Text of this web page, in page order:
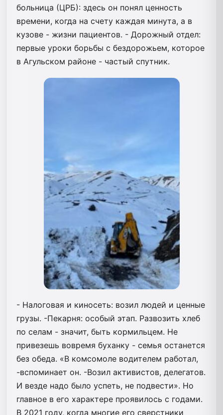
больница (ЦРБ): здесь он понял ценность
времени, когда на счету каждая минута, а в
кузове - жизни пациентов. - Дорожный отдел:
первые уроки борьбы с бездорожьем, которое
в Агульском районе - частый спутник.
- Налоговая и киносеть: возил людей и ценные
грузы. -Пекарня: особый этап. Развозить хлеб
по селам - значит, быть кормильцем. Не
привезешь вовремя буханку - семья останется
без обеда. «В комсомоле водителем работал,
-вспоминает он. -Возил активистов, делегатов.
И везде надо было успеть, не подвести». Но
главное в его характере проявилось с годами.
В 2021 году, когда многие его сверстники